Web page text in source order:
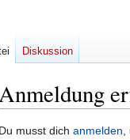
Zur
Zur
Du musst dich anmelden,
Diskussion